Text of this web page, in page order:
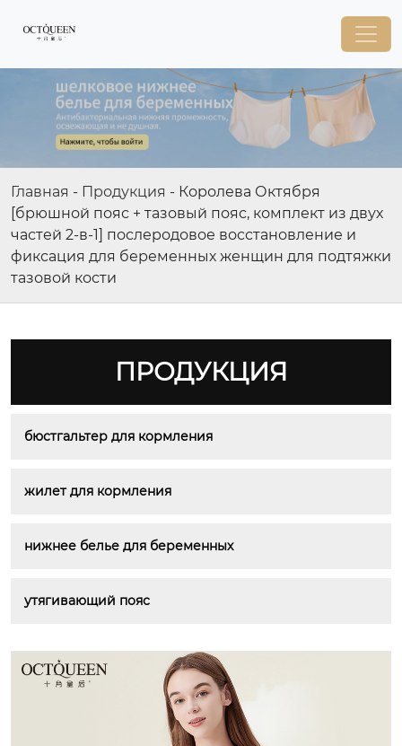
Главная - Продукция - Королева Октября
[брюшной пояс + тазовый пояс, комплект из двух
частей 2-в-1] послеродовое восстановление и
фиксация для беременных женщин для подтяжки
тазовой кости
ПРОДУКЦИЯ
бюстгальтер для кормления
жилет для кормления
нижнее белье для беременных
утягивающий пояс